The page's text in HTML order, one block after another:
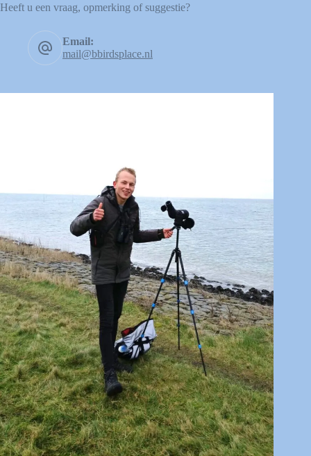
Heeft u een vraag, opmerking of suggestie?
Email:
mail@bbirdsplace.nl